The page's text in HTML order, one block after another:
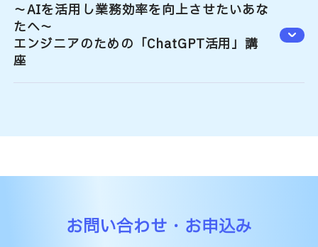
～AIを活用し業務効率を向上させたいあな
たへ～
エンジニアのための「ChatGPT活用」講
座
お問い合わせ・お申込み